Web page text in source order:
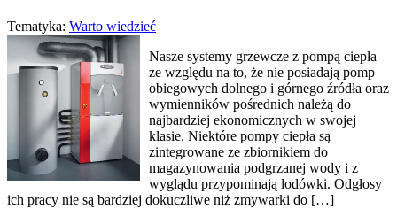
Tematyka: Warto wiedzieć
Nasze systemy grzewcze z pompą ciepła
ze względu na to, że nie posiadają pomp
obiegowych dolnego i górnego źródła oraz
wymienników pośrednich należą do
najbardziej ekonomicznych w swojej
klasie. Niektóre pompy ciepła są
zintegrowane ze zbiornikiem do
magazynowania podgrzanej wody i z
wyglądu przypominają lodówki. Odgłosy
ich pracy nie są bardziej dokuczliwe niż zmywarki do […]